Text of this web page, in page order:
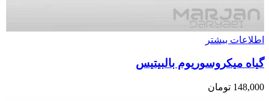
اطلاعات بیشتر
گیاه میکروسوریوم بالبیتیس
148,000 تومان